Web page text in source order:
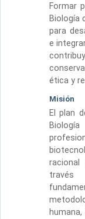
Formar
Biología
para
e
ética y
Misión
El plan